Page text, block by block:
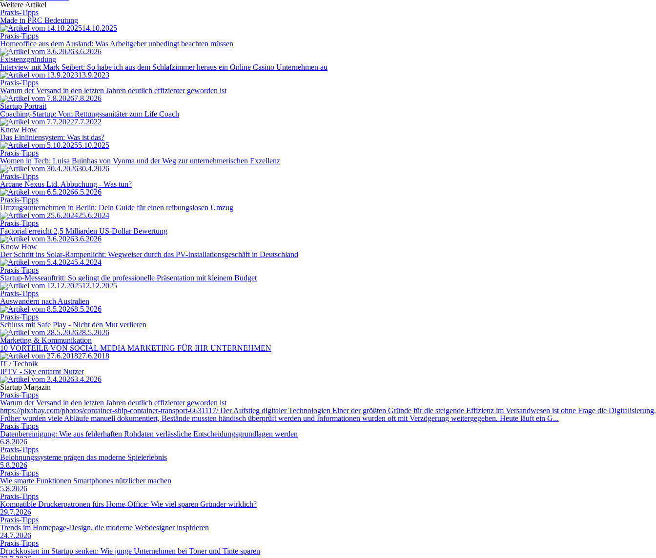
Weitere Artikel
Praxis-Tipps
Made in PRC Bedeutung
14.10.2025
Praxis-Tipps
Homeoffice aus dem Ausland: Was Arbeitgeber unbedingt beachten müssen
3.6.2026
Existenzgründung
Interview mit Mark Seibert: So habe ich aus dem Schlafzimmer heraus ein Online Casino Unternehmen au
13.9.2023
Praxis-Tipps
Warum der Versand in den letzten Jahren deutlich effizienter geworden ist
7.8.2026
Startup Portrait
Coaching-Startup: Vom Rettungssanitäter zum Life Coach
7.7.2022
Know How
Das Einliniensystem: Was ist das?
5.10.2025
Praxis-Tipps
Women in Tech: Luisa Buinhas von Vyoma und der Weg zur unternehmerischen Exzellenz
30.4.2026
Praxis-Tipps
Arcane Nexus Ltd. Abbuchung - Was tun?
6.5.2026
Praxis-Tipps
Umzugsunternehmen in Berlin: Dein Guide für einen reibungslosen Umzug
25.6.2024
Praxis-Tipps
Factorial erreicht 2,5 Milliarden US-Dollar Bewertung
3.6.2026
Know How
Der Schritt ins Solar-Rampenlicht: Wegweiser durch das PV-Installationsgeschäft in Deutschland
5.4.2024
Praxis-Tipps
Startup-Messeauftritt: So gelingt die professionelle Präsentation mit kleinem Budget
12.12.2025
Praxis-Tipps
Auswandern nach Australien
8.5.2026
Praxis-Tipps
Schluss mit Safe Play - Nicht den Mut verlieren
28.5.2026
Marketing & Kommunikation
10 VORTEILE VON SOCIAL MEDIA MARKETING FÜR IHR UNTERNEHMEN
27.6.2018
IT / Technik
IPTV - Sky enttarnt Nutzer
3.4.2026
Startup Magazin
Praxis-Tipps
Warum der Versand in den letzten Jahren deutlich effizienter geworden ist
https://pixabay.com/photos/container-ship-container-transport-6631117/ Der Aufstieg digitaler Technologien Einer der größten Gründe für die steigende Effizienz im Versandwesen ist ohne Frage die Digitalisierung.
Früher wurden viele Abläufe manuell dokumentiert, Bestände mussten händisch überprüft werden und Informationen wurden oft mit Verzögerung weitergegeben. Heute läuft ein G...
Praxis-Tipps
Datenbereinigung: Wie aus fehlerhaften Rohdaten verlässliche Entscheidungsgrundlagen werden
6.8.2026
Praxis-Tipps
Belohnungssysteme prägen das moderne Spielerlebnis
5.8.2026
Praxis-Tipps
Wie smarte Funktionen Smartphones nützlicher machen
5.8.2026
Praxis-Tipps
Kompatible Druckerpatronen fürs Home-Office: Wie viel sparen Gründer wirklich?
29.7.2026
Praxis-Tipps
Trends im Homepage-Design, die moderne Webdesigner inspirieren
24.7.2026
Praxis-Tipps
Druckkosten im Startup senken: Wie junge Unternehmen bei Toner und Tinte sparen